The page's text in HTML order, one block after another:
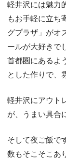
軽井沢には魅力
もお手軽に立ち
グプラザ」がオ
ールが大好きで
首都圏にあるよ
とした作りで、
軽井沢にアウト
が、うまい具合
そして夜ご飯で
数もそこそこあ